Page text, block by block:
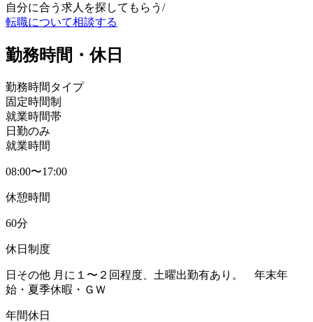
自分に合う求人を探してもらう /
転職について相談する
勤務時間・休日
勤務時間タイプ
固定時間制
就業時間帯
日勤のみ
就業時間
08:00〜17:00
休憩時間
60分
休日制度
日その他 月に１〜２回程度、土曜出勤有あり。 年末年
始・夏季休暇・ＧＷ
年間休日